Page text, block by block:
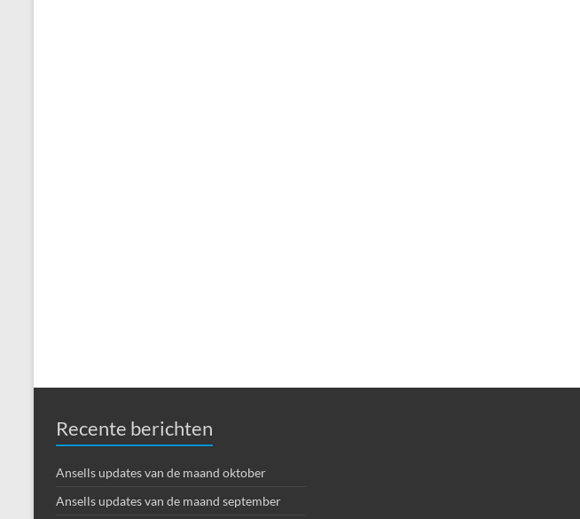
Recente berichten
Ansells updates van de maand oktober
Ansells updates van de maand september